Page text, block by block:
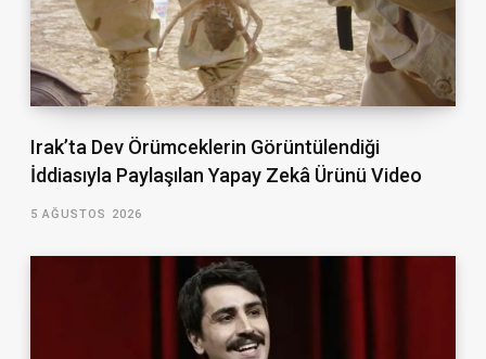
Irak’ta Dev Örümceklerin Görüntülendiği
İddiasıyla Paylaşılan Yapay Zekâ Ürünü Video
5 AĞUSTOS 2026